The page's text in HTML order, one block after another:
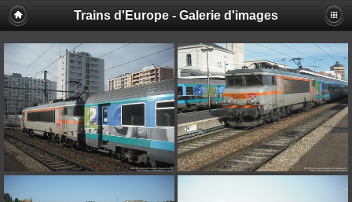
Trains d'Europe - Galerie d'images